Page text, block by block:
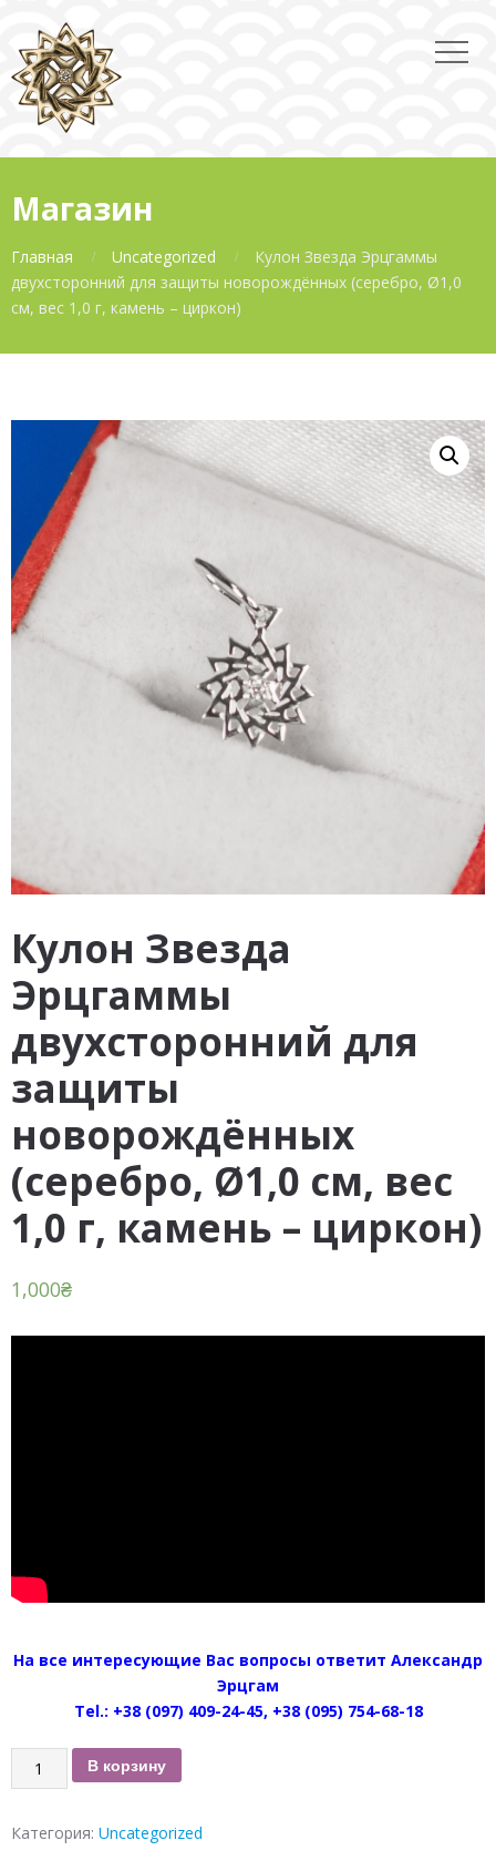
Магазин
Главная Uncategorized
Кулон Звезда Эрцгаммы
двухсторонний для защиты новорождённых (серебро, Ø1,0
см, вес 1,0 г, камень – циркон)
Кулон Звезда
Эрцгаммы
двухсторонний для
защиты
новорождённых
(серебро, Ø1,0 см, вес
1,0 г, камень – циркон)
1,000₴
На все интересующие Вас вопросы ответит Александр
Эрцгам
Tel.: +38 (097) 409-24-45, +38 (095) 754-68-18
Количество
Кулон
Эрцгаммы
В корзину
Категория: Uncategorized